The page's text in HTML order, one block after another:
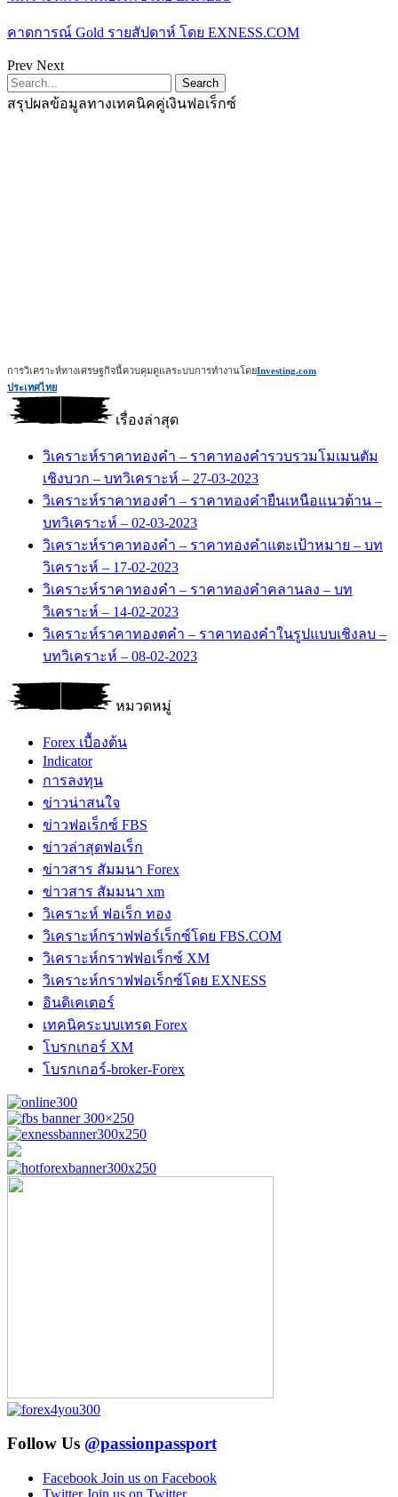
คาดการณ์ Gold รายสัปดาห์ โดย EXNESS.COM
Prev Next
สรุปผลข้อมูลทางเทคนิคคู่เงินฟอเร็กซ์
การวิเคราะห์ทางเศรษฐกิจนี้ควบคุมดูแลระบบการทำงานโดยInvesting.com
ประเทศไทย
เรื่องล่าสุด
วิเคราะห์ราคาทองคำ – ราคาทองคำรวบรวมโมเมนตัม
เชิงบวก – บทวิเคราะห์ – 27-03-2023
วิเคราะห์ราคาทองคำ – ราคาทองคำยืนเหนือแนวต้าน –
บทวิเคราะห์ – 02-03-2023
วิเคราะห์ราคาทองคำ – ราคาทองคำแตะเป้าหมาย – บท
วิเคราะห์ – 17-02-2023
วิเคราะห์ราคาทองคำ – ราคาทองคำคลานลง – บท
วิเคราะห์ – 14-02-2023
วิเคราะห์ราคาทองตคำ – ราคาทองคำในรูปแบบเชิงลบ –
บทวิเคราะห์ – 08-02-2023
หมวดหมู่
Forex เบื้องต้น
Indicator
การลงทุน
ข่าวน่าสนใจ
ข่าวฟอเร็กซ์ FBS
ข่าวล่าสุดฟอเร็ก
ข่าวสาร สัมมนา Forex
ข่าวสาร สัมมนา xm
วิเคราะห์ ฟอเร็ก ทอง
วิเคราะห์กราฟฟอร์เร็กซ์โดย FBS.COM
วิเคราะห์กราฟฟอเร็กซ์ XM
วิเคราะห์กราฟฟอเร็กซ์โดย EXNESS
อินดิเคเตอร์
เทคนิคระบบเทรด Forex
โบรกเกอร์ XM
โบรกเกอร์-broker-Forex
Follow Us @passionpassport
Facebook Join us on Facebook
Twitter Join us on Twitter